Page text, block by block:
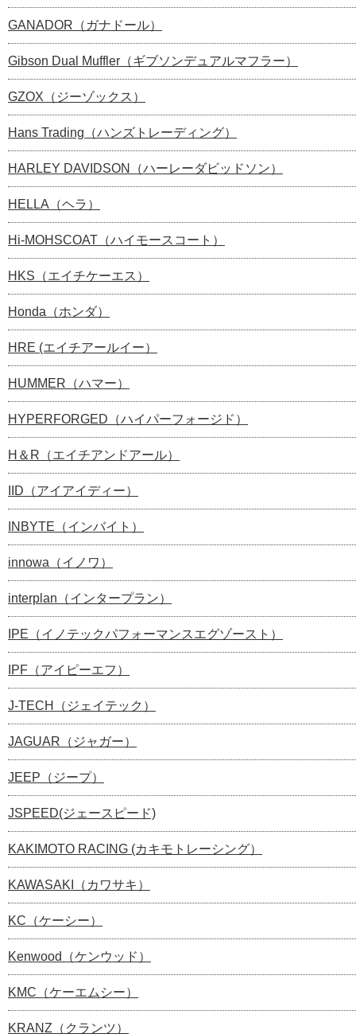
GANADOR（ガナドール）
Gibson Dual Muffler（ギブソンデュアルマフラー）
GZOX（ジーゾックス）
Hans Trading（ハンズトレーディング）
HARLEY DAVIDSON（ハーレーダビッドソン）
HELLA（ヘラ）
Hi-MOHSCOAT（ハイモースコート）
HKS（エイチケーエス）
Honda（ホンダ）
HRE (エイチアールイー）
HUMMER（ハマー）
HYPERFORGED（ハイパーフォージド）
H＆R（エイチアンドアール）
IID（アイアイディー）
INBYTE（インバイト）
innowa（イノワ）
interplan（インタープラン）
IPE（イノテックパフォーマンスエグゾースト）
IPF（アイピーエフ）
J-TECH（ジェイテック）
JAGUAR（ジャガー）
JEEP（ジープ）
JSPEED(ジェースピード)
KAKIMOTO RACING (カキモトレーシング）
KAWASAKI（カワサキ）
KC（ケーシー）
Kenwood（ケンウッド）
KMC（ケーエムシー）
KRANZ（クランツ）